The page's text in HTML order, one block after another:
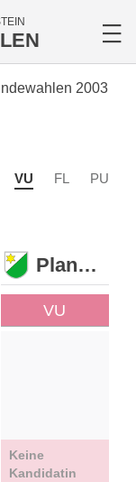
2003
VU FL PU
Planken
VU
Keine
Kandidatin